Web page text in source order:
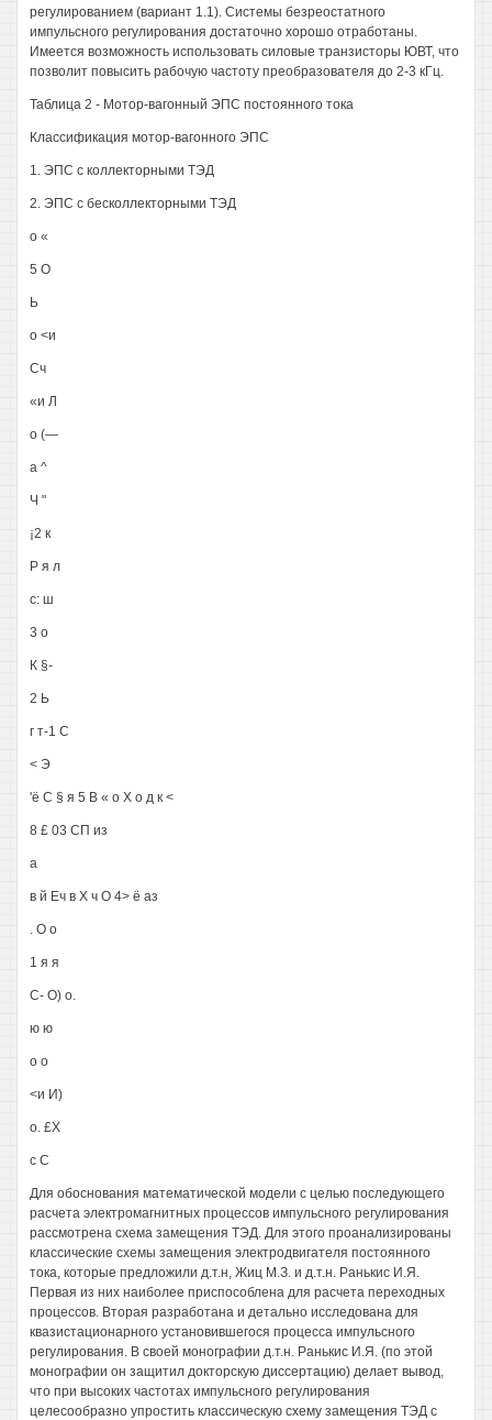
регулированием (вариант 1.1). Системы безреостатного
импульсного регулирования достаточно хорошо отработаны.
Имеется возможность использовать силовые транзисторы ЮВТ, что
позволит повысить рабочую частоту преобразователя до 2-3 кГц.
Таблица 2 - Мотор-вагонный ЭПС постоянного тока
Классификация мотор-вагонного ЭПС
1. ЭПС с коллекторными ТЭД
2. ЭПС с бесколлекторными ТЭД
о «
5 О
Ь
о <и
Сч
«и Л
о (—
а ^
Ч "
¡2 к
Р я л
с: ш
3 о
К §-
2 Ь
г т-1 С
< Э
'ё С § я 5 В « о X о д к <
8 £ 03 СП из
а
в й Еч в X ч О 4> ё аз
. О о
1 я я
С- О) о.
ю ю
о о
<и И)
о. £Х
с С
Для обоснования математической модели с целью последующего
расчета электромагнитных процессов импульсного регулирования
рассмотрена схема замещения ТЭД. Для этого проанализированы
классические схемы замещения электродвигателя постоянного
тока, которые предложили д.т.н, Жиц М.З. и д.т.н. Ранькис И.Я.
Первая из них наиболее приспособлена для расчета переходных
процессов. Вторая разработана и детально исследована для
квазистационарного установившегося процесса импульсного
регулирования. В своей монографии д.т.н. Ранькис И.Я. (по этой
монографии он защитил докторскую диссертацию) делает вывод,
что при высоких частотах импульсного регулирования
целесообразно упростить классическую схему замещения ТЭД с